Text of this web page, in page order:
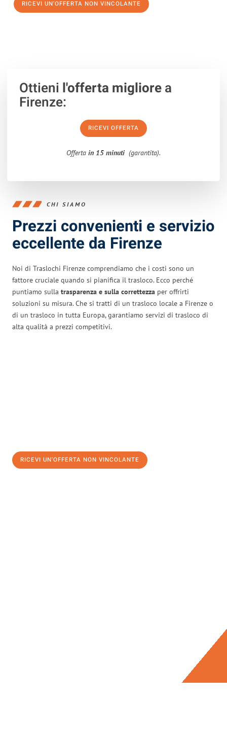
RICEVI UN'OFFERTA NON VINCOLANTE
Ottieni l'offerta migliorea
Firenze:
RICEVI OFFERTA
Offerta in 15 minuti (garantita).
CHI SIAMO
Prezzi convenienti e servizio
eccellente da Firenze
Noi di Traslochi Firenze comprendiamo che i costi sono un
fattore cruciale quando si pianifica il trasloco. Ecco perché
puntiamo sulla trasparenza e sulla correttezza per offrirti
soluzioni su misura. Che si tratti di un trasloco locale a Firenze o
di un trasloco in tutta Europa, garantiamo servizi di trasloco di
alta qualità a prezzi competitivi.
RICEVI UN'OFFERTA NON VINCOLANTE